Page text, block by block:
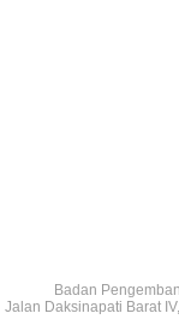
Badan
Jalan Daksinapati Barat